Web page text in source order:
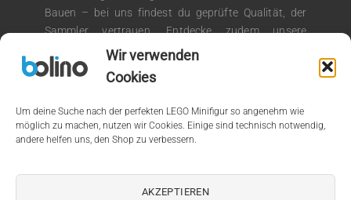
Wir verwenden
Cookies
Um deine Suche nach der perfekten LEGO Minifigur so angenehm wie
möglich zu machen, nutzen wir Cookies. Einige sind technisch notwendig,
andere helfen uns, den Shop zu verbessern.
AKZEPTIEREN
Bauen – bei uns findest du geprüfte Qualität, der
Sammler vertrauen. Entdecke zudem unsere
Auswahl an LEGO Kiloware für kreative
Bauprojekte.
Kein Mehrwertsteuerausweis, da Kleinunternehmer nach §19